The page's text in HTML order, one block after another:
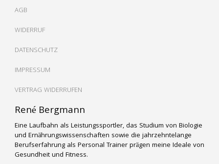
AGB
WIDERRUF
DATENSCHUTZ
IMPRESSUM
VERTRAG WIDERRUFEN
René Bergmann
Eine Laufbahn als Leistungssportler, das Studium von Biologie
und Ernährungswissenschaften sowie die jahrzehntelange
Berufserfahrung als Personal Trainer prägen meine Ideale von
Gesundheit und Fitness.